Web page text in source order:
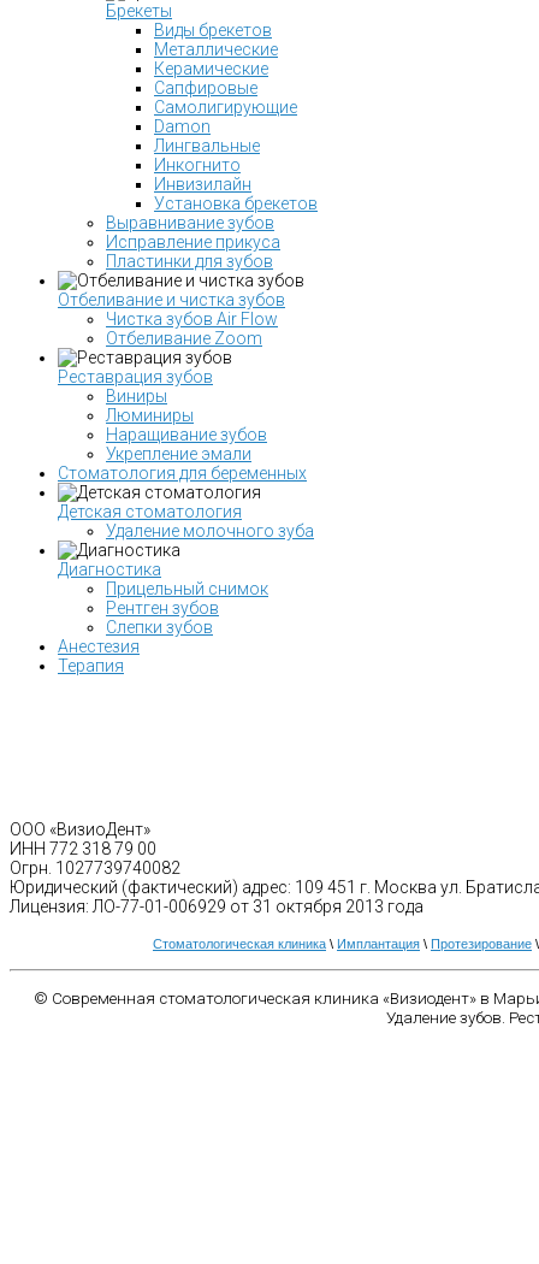
Брекеты
Виды брекетов
Металлические
Керамические
Сапфировые
Самолигирующие
Damon
Лингвальные
Инкогнито
Инвизилайн
Установка брекетов
Выравнивание зубов
Исправление прикуса
Пластинки для зубов
Отбеливание и чистка зубов
Чистка зубов Air Flow
Отбеливание Zoom
Реставрация зубов
Виниры
Люминиры
Наращивание зубов
Укрепление эмали
Стоматология для беременных
Детская стоматология
Удаление молочного зуба
Диагностика
Прицельный снимок
Рентген зубов
Слепки зубов
Анестезия
Терапия
ООО «ВизиоДент»
ИНН 772 318 79 00
Огрн. 1027739740082
Юридический (фактический) адрес: 109 451 г. Москва ул.
Лицензия: ЛО-77-01-006929 от 31 октября 2013 года
Стоматологическая клиника \ Имплантация \ Протезирование
© Современная стоматологическая клиника «Визиодент» в
Удаление зубов.